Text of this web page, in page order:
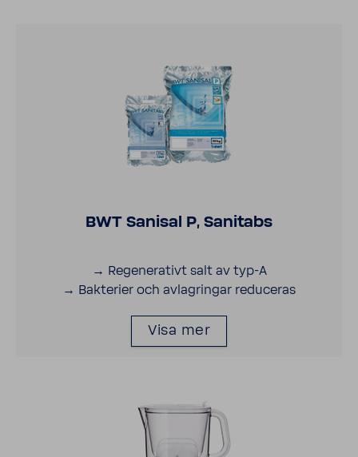
BWT Sanisal P, Sani­tabs
→ Rege­ne­ra­tivt salt av typ-A
→ Bakte­rier och avlag­ringar redu­ceras
Visa mer